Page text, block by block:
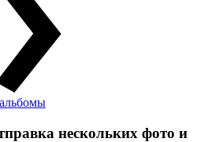
нескольких фото и